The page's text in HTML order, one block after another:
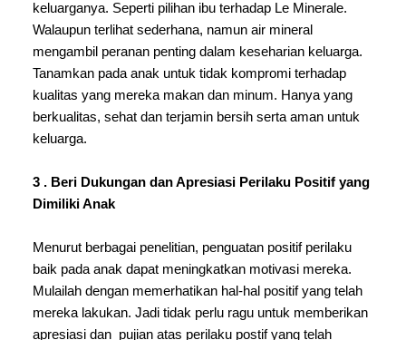
keluarganya. Seperti pilihan ibu terhadap Le Minerale.
Walaupun terlihat sederhana, namun air mineral
mengambil peranan penting dalam keseharian keluarga.
Tanamkan pada anak untuk tidak kompromi terhadap
kualitas yang mereka makan dan minum. Hanya yang
berkualitas, sehat dan terjamin bersih serta aman untuk
keluarga.
3 . Beri Dukungan dan Apresiasi Perilaku Positif yang
Dimiliki Anak
Menurut berbagai penelitian, penguatan positif perilaku
baik pada anak dapat meningkatkan motivasi mereka.
Mulailah dengan memerhatikan hal-hal positif yang telah
mereka lakukan. Jadi tidak perlu ragu untuk memberikan
apresiasi dan  pujian atas perilaku postif yang telah